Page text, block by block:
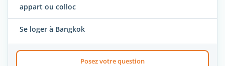
appart ou colloc
Se loger à Bangkok
Posez votre question